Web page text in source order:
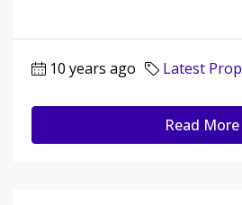
10 years ago Latest
Read More